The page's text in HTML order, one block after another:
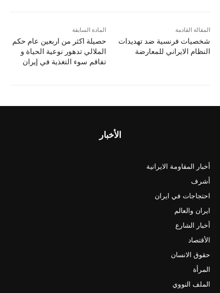
المادة السابقة
حصیلة اکثر من اربعین عام حکم
الملالي تدهور نوعية الحياة و
تفاقم سوء التغذية في إيران
المقالة القادمة
شخصيات فرنسية ضد تهديدات
النظام الايراني للمعارضة
الأخبار
أخبار المقاومة الايرانية
أشرف
احتجاجات في ايران
ايران والعالم
أخبار الشارع
الأقتصاد
حقوق الانسان
المرأة
الملف النووي